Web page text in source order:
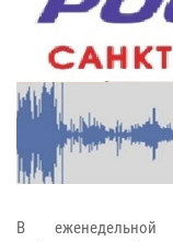
В еженедельной